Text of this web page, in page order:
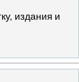
издания и